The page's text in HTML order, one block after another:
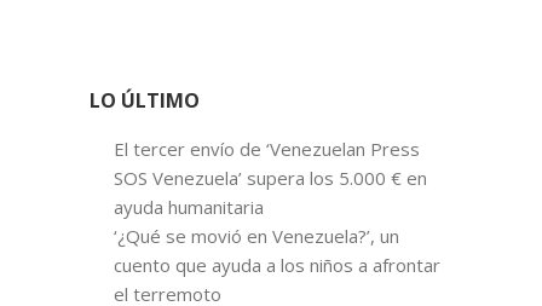
LO ÚLTIMO
El tercer envío de ‘Venezuelan Press
SOS Venezuela’ supera los 5.000 € en
ayuda humanitaria
‘¿Qué se movió en Venezuela?’, un
cuento que ayuda a los niños a afrontar
el terremoto